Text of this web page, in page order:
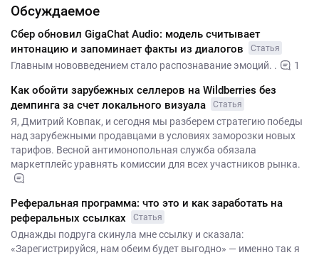
Обсуждаемое
Сбер обновил GigaChat Audio: модель считывает
интонацию и запоминает факты из диалогов
Статья
Главным нововведением стало распознавание эмоций. . 1
Как обойти зарубежных селлеров на Wildberries без
демпинга за счет локального визуала
Статья
Я, Дмитрий Ковпак, и сегодня мы разберем стратегию победы
над зарубежными продавцами в условиях заморозки новых
тарифов. Весной антимонопольная служба обязала
маркетплейс уравнять комиссии для всех участников рынка.
Реферальная программа: что это и как заработать на
реферальных ссылках
Статья
Однажды подруга скинула мне ссылку и сказала:
«Зарегистрируйся, нам обеим будет выгодно» — именно так я